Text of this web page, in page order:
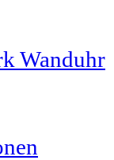
Wanduhr